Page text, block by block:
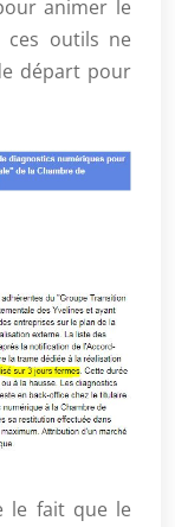
animer le
ces outils ne
départ pour
le fait que le